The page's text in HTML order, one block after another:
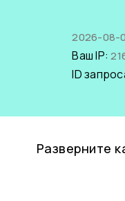
2026-08-
Ваш IP:
ID
Разверните